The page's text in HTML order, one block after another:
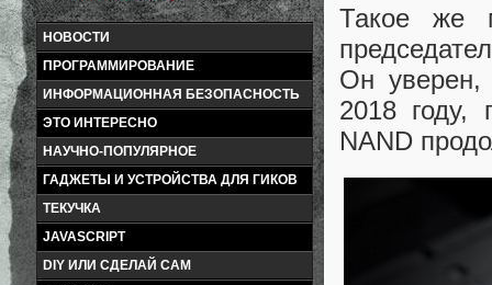
НОВОСТИ
ПРОГРАММИРОВАНИЕ
ИНФОРМАЦИОННАЯ БЕЗОПАСНОСТЬ
ЭТО ИНТЕРЕСНО
НАУЧНО-ПОПУЛЯРНОЕ
ГАДЖЕТЫ И УСТРОЙСТВА ДЛЯ ГИКОВ
ТЕКУЧКА
JAVASCRIPT
DIY ИЛИ СДЕЛАЙ САМ
Такое же
Он уверен,
2018 году,
NAND